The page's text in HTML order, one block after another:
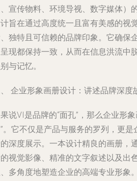
宣传物料、环境导视、数字媒体）
旨在通过高度统一且富有美感的视
独特且可信赖的品牌印象。它确保
现都保持一致，从而在信息洪流中
与记忆。
企业形象画册设计：讲述品牌深度
说VI是品牌的“面孔”，那么企业形
。它不仅是产品与服务的罗列，更
深度展示。一本设计精良的画册，
视觉影像、精准的文字叙述以及出
多角度地塑造企业的高端专业形象